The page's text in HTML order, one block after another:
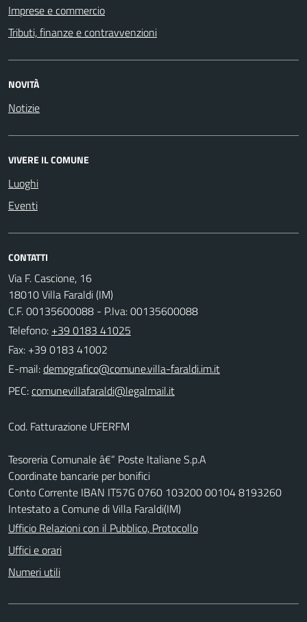
Imprese e commercio
Tributi, finanze e contravvenzioni
NOVITÀ
Notizie
VIVERE IL COMUNE
Luoghi
Eventi
CONTATTI
Via F. Cascione, 16
18010 Villa Faraldi (IM)
C.F. 00135600088 - P.Iva: 00135600088
Telefono: +39 0183 41025
Fax: +39 0183 41002
E-mail:
PEC:
Cod. Fatturazione UFERFM
Tesoreria Comunale â€“ Poste Italiane S.p.A
Coordinate bancarie per bonifici
Conto Corrente IBAN IT57G 0760 103200 00104 8193260
Intestato a Comune di Villa Faraldi(IM)
Ufficio Relazioni con il Pubblico, Protocollo
Uffici e orari
Numeri utili